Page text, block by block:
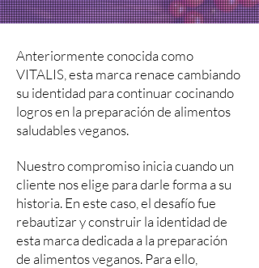
Anteriormente conocida como
VITALIS, esta marca renace cambiando
su identidad para continuar cocinando
logros en la preparación de alimentos
saludables veganos.
Nuestro compromiso inicia cuando un
cliente nos elige para darle forma a su
historia. En este caso, el desafío fue
rebautizar y construir la identidad de
esta marca dedicada a la preparación
de alimentos veganos. Para ello,